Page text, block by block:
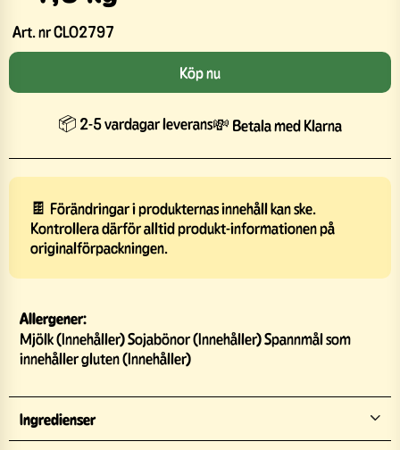
Art. nrCLO2797
Köp nu
📦 2-5 vardagar leverans💸 Betala med Klarna
🍫 Förändringar i produkternas innehåll kan ske.
Kontrollera därför alltid produkt-informationen på
originalförpackningen.
Allergener:
Mjölk (Innehåller) Sojabönor (Innehåller) Spannmål som
innehåller gluten (Innehåller)
Ingredienser